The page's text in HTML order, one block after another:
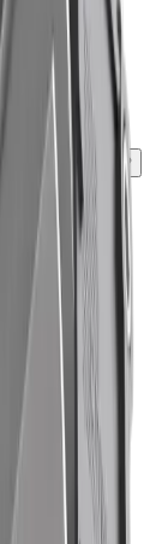
Более 20 000 ₽